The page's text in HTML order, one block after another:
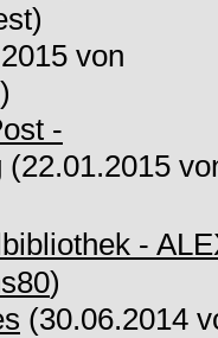
von
)
-
(22.01.2015
-
)
(30.06.2014